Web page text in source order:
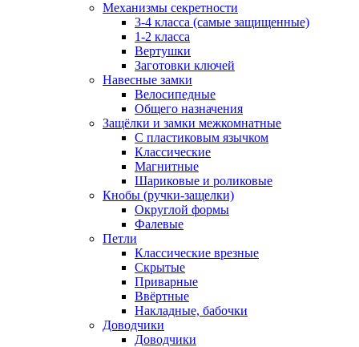
Механизмы секретности
3-4 класса (самые защищенные)
1-2 класса
Вертушки
Заготовки ключей
Навесные замки
Велосипедные
Общего назначения
Защёлки и замки межкомнатные
С пластиковым язычком
Классические
Магнитные
Шариковые и роликовые
Кнобы (ручки-защелки)
Округлой формы
Фалевые
Петли
Классические врезные
Скрытые
Приварные
Ввёртные
Накладные, бабочки
Доводчики
Доводчики